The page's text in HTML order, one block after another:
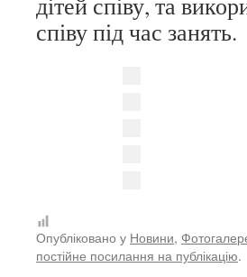
співу під час занять.
Опубліковано у Новини,
постійне посилання на публікацію.